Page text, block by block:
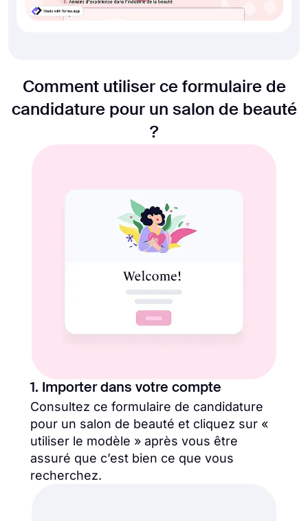
Comment utiliser ce formulaire de
candidature pour un salon de beauté
?
1. Importer dans votre compte
Consultez ce formulaire de candidature
pour un salon de beauté et cliquez sur «
utiliser le modèle » après vous être
assuré que c’est bien ce que vous
recherchez.